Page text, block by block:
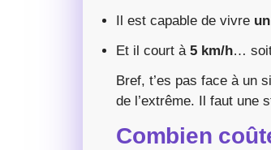
Il est capable de vivre
Et il court à 5 km/h… soit
Bref, t’es pas face à un
de l’extrême. Il faut une
Combien